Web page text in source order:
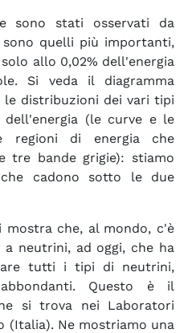
sono stati osservati da
quelli più importanti,
allo 0,02% dell'energia
Si veda il diagramma
distribuzioni dei vari tipi
(le curve e le
regioni di energia che
tre bande grigie): stiamo
cadono sotto le due
mostra che, al mondo, c'è
neutrini, ad oggi, che ha
tutti i tipi di neutrini,
Questo è il
si trova nei Laboratori
(Italia). Ne mostriamo una